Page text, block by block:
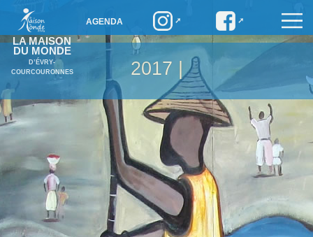
LA MAISON
DU MONDE
D’ÉVRY-
COURCOURONNES
AGENDA
2017 |